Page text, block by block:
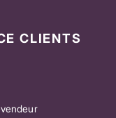
CLIENTS